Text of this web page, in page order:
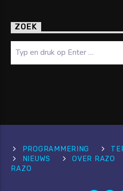
ZOEK
PROGRAMMERING
NIEUWS
OVER RAZO
RAZO